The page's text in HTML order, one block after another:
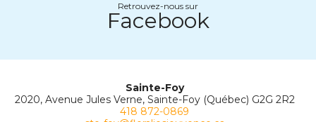
Retrouvez-nous sur
Facebook
Sainte-Foy
2020, Avenue Jules Verne, Sainte-Foy (Québec) G2G 2R2
418 872-0869